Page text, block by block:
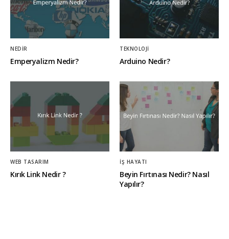
NEDIR
Emperyalizm Nedir?
TEKNOLOJI
Arduino Nedir?
WEB TASARIM
Kırık Link Nedir ?
İŞ HAYATI
Beyin Fırtınası Nedir? Nasıl
Yapılır?